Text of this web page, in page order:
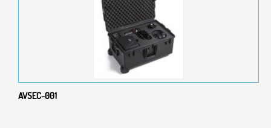
AVSEC-001